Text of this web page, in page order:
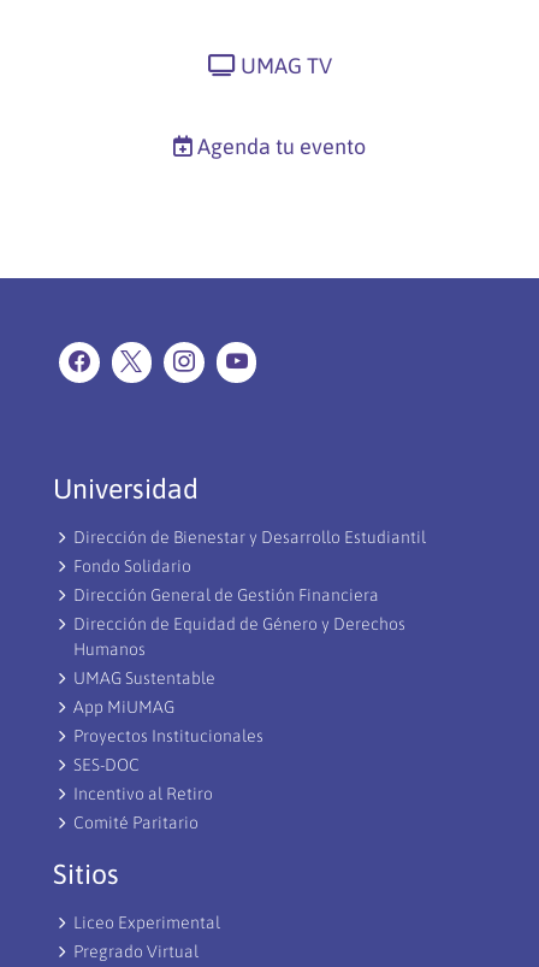
UMAG TV
Agenda tu evento
Universidad
Dirección de Bienestar y Desarrollo Estudiantil
Fondo Solidario
Dirección General de Gestión Financiera
Dirección de Equidad de Género y Derechos
Humanos
UMAG Sustentable
App MiUMAG
Proyectos Institucionales
SES-DOC
Incentivo al Retiro
Comité Paritario
Sitios
Liceo Experimental
Pregrado Virtual